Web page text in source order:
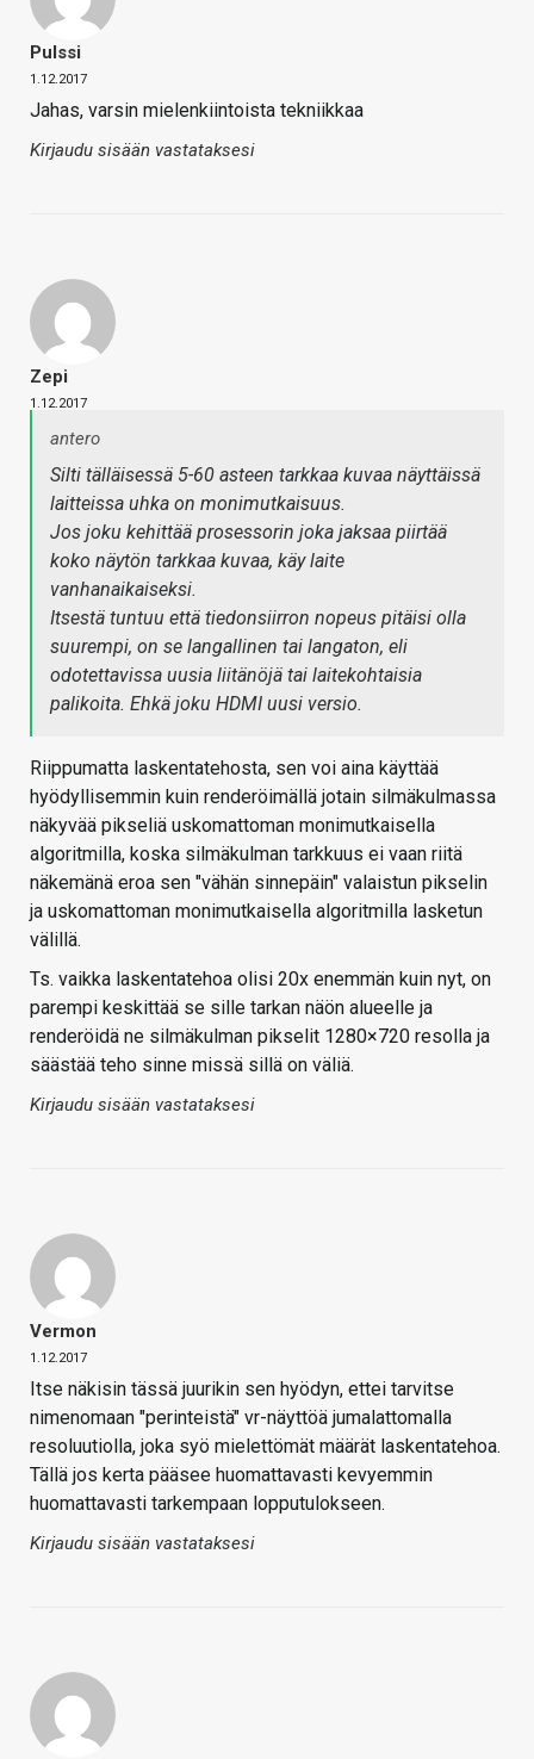
Pulssi
1.12.2017
Jahas, varsin mielenkiintoista tekniikkaa
Kirjaudu sisään vastataksesi
Zepi
1.12.2017
antero
Silti tälläisessä 5-60 asteen tarkkaa kuvaa näyttäissä
laitteissa uhka on monimutkaisuus.
Jos joku kehittää prosessorin joka jaksaa piirtää
koko näytön tarkkaa kuvaa, käy laite
vanhanaikaiseksi.
Itsestä tuntuu että tiedonsiirron nopeus pitäisi olla
suurempi, on se langallinen tai langaton, eli
odotettavissa uusia liitänöjä tai laitekohtaisia
palikoita. Ehkä joku HDMI uusi versio.
Riippumatta laskentatehosta, sen voi aina käyttää
hyödyllisemmin kuin renderöimällä jotain silmäkulmassa
näkyvää pikseliä uskomattoman monimutkaisella
algoritmilla, koska silmäkulman tarkkuus ei vaan riitä
näkemänä eroa sen "vähän sinnepäin" valaistun pikselin
ja uskomattoman monimutkaisella algoritmilla lasketun
välillä.
Ts. vaikka laskentatehoa olisi 20x enemmän kuin nyt, on
parempi keskittää se sille tarkan näön alueelle ja
renderöidä ne silmäkulman pikselit 1280×720 resolla ja
säästää teho sinne missä sillä on väliä.
Kirjaudu sisään vastataksesi
Vermon
1.12.2017
Itse näkisin tässä juurikin sen hyödyn, ettei tarvitse
nimenomaan "perinteistä" vr-näyttöä jumalattomalla
resoluutiolla, joka syö mielettömät määrät laskentatehoa.
Tällä jos kerta pääsee huomattavasti kevyemmin
huomattavasti tarkempaan lopputulokseen.
Kirjaudu sisään vastataksesi